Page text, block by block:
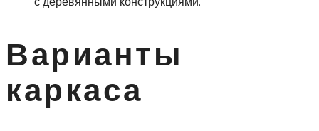
Варианты
каркаса